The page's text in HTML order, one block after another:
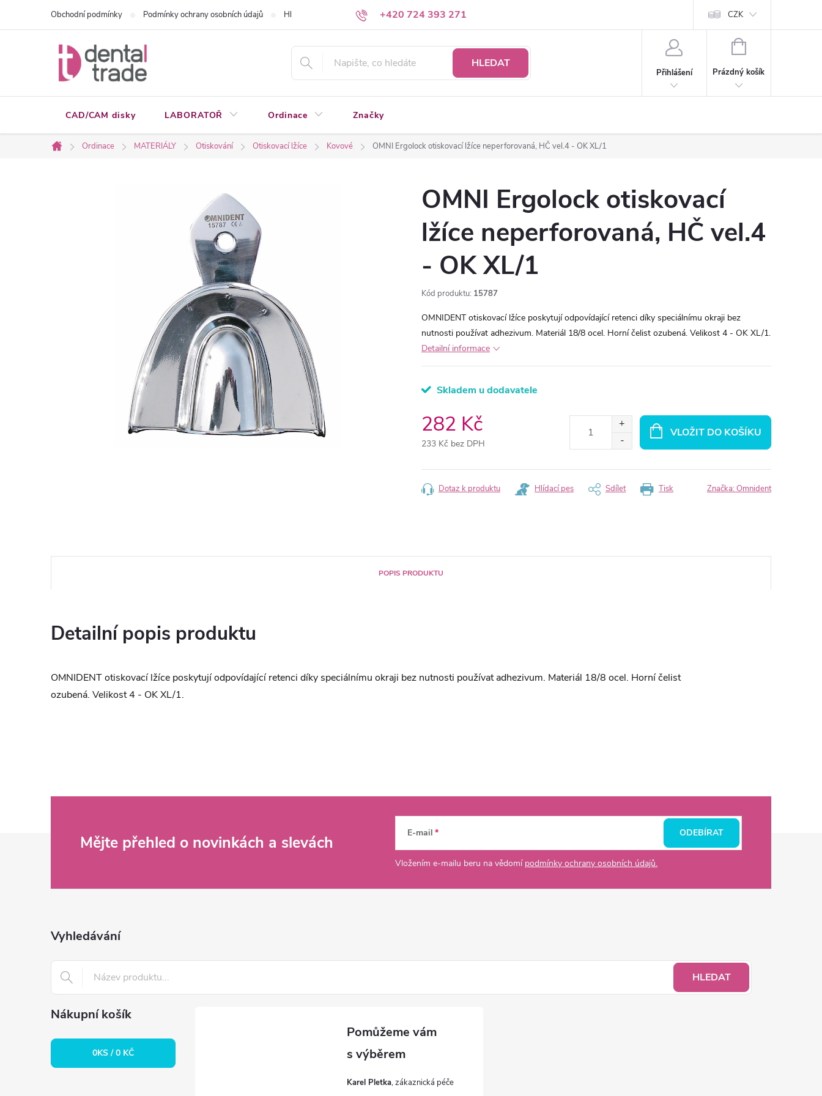
+420 724 393 271
Obchodní podmínky Podmínky ochrany osobních údajů Hledáte a nenacházíte? Napište nám CZK
HLEDAT
Přihlášení
NÁKUPNÍ
Prázdný košík
CAD/CAM disky LABORATOŘ Ordinace Značky
Domů
Ordinace MATERIÁLY Otiskování Otiskovací lžíce Kovové OMNI Ergolock otiskovací lžíce neperforovaná, HČ vel.4 - OK XL/1
OMNI Ergolock otiskovací
lžíce neperforovaná, HČ vel.4
- OK XL/1
Kód produktu: 15787
OMNIDENT otiskovací lžíce poskytují odpovídající retenci díky speciálnímu okraji bez
nutnosti používat adhezivum. Materiál 18/8 ocel. Horní čelist ozubená. Velikost 4 - OK XL/1.
Detailní informace
Skladem u dodavatele
282 Kč
233 Kč bez DPH
cena:
VLOŽIT DO KOŠÍKU
Tisk
Dotaz k produktu Hlídací pes Sdílet Značka: Omnident
POPIS PRODUKTU
Detailní popis produktu
OMNIDENT otiskovací lžíce poskytují odpovídající retenci díky speciálnímu okraji bez nutnosti používat adhezivum. Materiál 18/8 ocel. Horní čelist
ozubená. Velikost 4 - OK XL/1.
Mějte přehled o novinkách a slevách E-mail
Vložením e-mailu beru na vědomí podmínky ochrany osobních údajů.
ODEBÍRAT
Vyhledávání
HLEDAT
Nákupní košík
0KS /0 KČ
Karel Pletka